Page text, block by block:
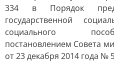
334 в Порядок
государственной
социального
постановлением Совета
от 23 декабря 2014 года №